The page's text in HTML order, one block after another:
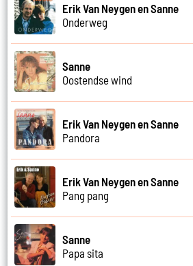
Erik Van Neygen en Sanne
Onderweg
Sanne
Oostendse wind
Erik Van Neygen en Sanne
Pandora
Erik Van Neygen en Sanne
Pang pang
Sanne
Papa sita